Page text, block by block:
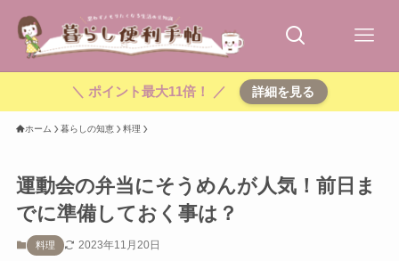
＼ ポイント最大11倍！ ／ 詳細を見る
ホーム 暮らしの知恵 料理
運動会の弁当にそうめんが人気！前日ま
でに準備しておく事は？
料理 2023年11月20日